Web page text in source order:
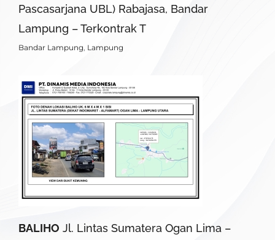
Pascasarjana UBL) Rabajasa, Bandar
Lampung – Terkontrak T
Bandar Lampung Lampung
BALIHO Jl. Lintas Sumatera Ogan Lima –